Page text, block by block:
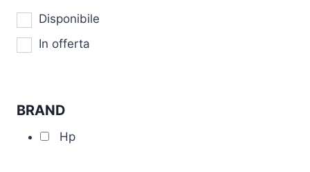
Disponibile
In offerta
BRAND
Hp